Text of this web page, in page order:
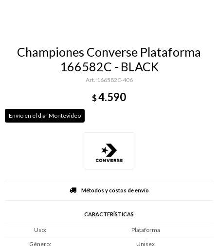
Championes Converse Plataforma
166582C - BLACK
166582C-406
$4.590
Envío en el día- Montevideo
Métodos y costos de envío
CARACTERÍSTICAS
Uso
Plataforma
Género
Unisex